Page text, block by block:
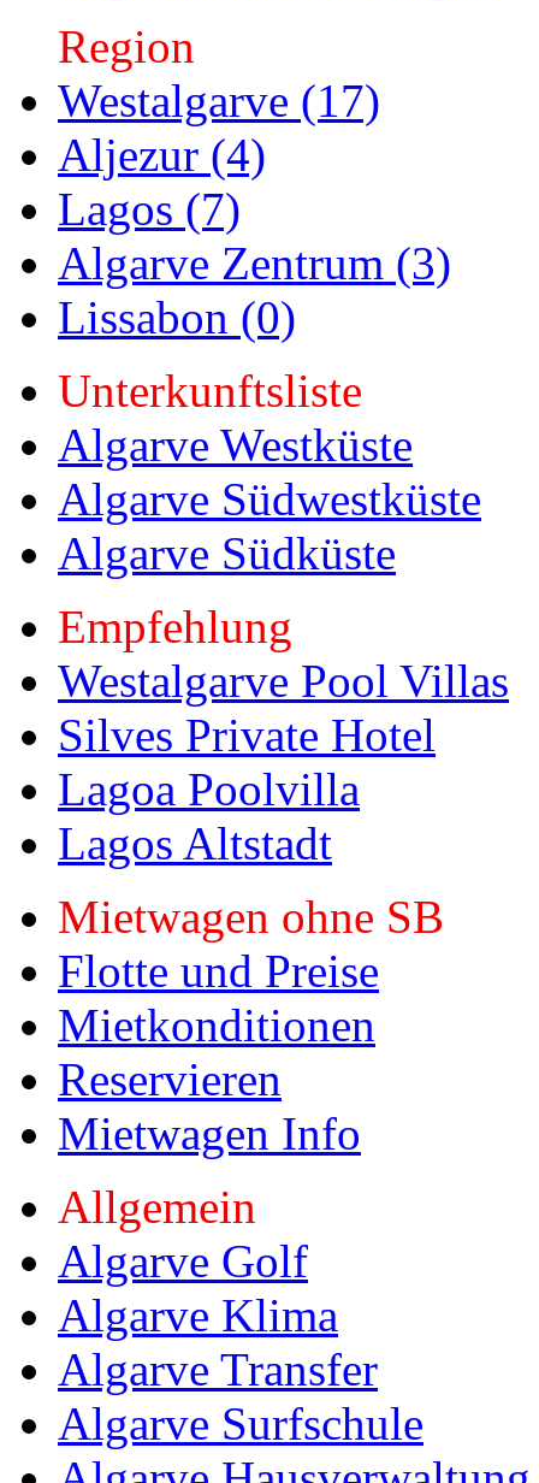
Region
Westalgarve (17)
Aljezur (4)
Lagos (7)
Algarve Zentrum (3)
Lissabon (0)
Unterkunftsliste
Algarve Westküste
Algarve Südwestküste
Algarve Südküste
Empfehlung
Westalgarve Pool Villas
Silves Private Hotel
Lagoa Poolvilla
Lagos Altstadt
Mietwagen ohne SB
Flotte und Preise
Mietkonditionen
Reservieren
Mietwagen Info
Allgemein
Algarve Golf
Algarve Klima
Algarve Transfer
Algarve Surfschule